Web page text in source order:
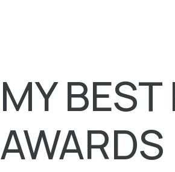
MY
AWARDS